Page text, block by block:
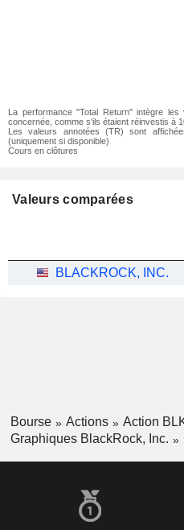
La performance "Total Return" intègre
concernée, comme s'ils étaient réinvestis à
Les valeurs annotées (TR) sont
(uniquement si disponible)
Cours en clôtures
Valeurs comparées
BLACKROCK, INC.
Bourse Actions
Action
Graphiques BlackRock, Inc.